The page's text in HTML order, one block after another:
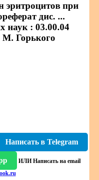
эритроцитов при
дис. ...
наук : 03.00.04
М. Горького
Написать в Telegram
ИЛИ Написать на email